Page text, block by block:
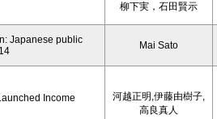
柳下実，石田賢示
Japanese public
Mai Sato
Income
河越正明,伊藤由樹子,
高良真人